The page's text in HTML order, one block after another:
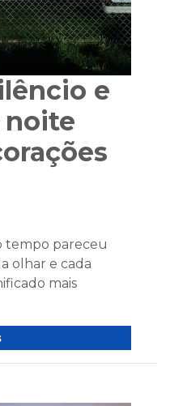
e
noite
tempo pareceu
olhar e cada
mais